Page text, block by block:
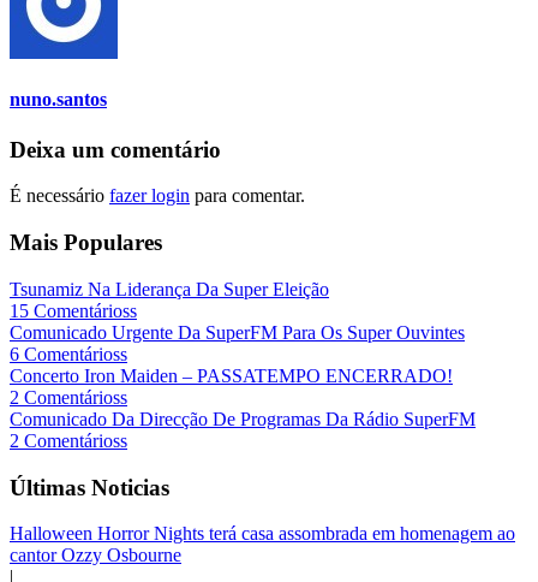
nuno.santos
Deixa um comentário
É necessário fazer login para comentar.
Mais Populares
Tsunamiz Na Liderança Da Super Eleição
15 Comentárioss
Comunicado Urgente Da SuperFM Para Os Super Ouvintes
6 Comentárioss
Concerto Iron Maiden – PASSATEMPO ENCERRADO!
2 Comentárioss
Comunicado Da Direcção De Programas Da Rádio SuperFM
2 Comentárioss
Últimas Noticias
Halloween Horror Nights terá casa assombrada em homenagem ao
cantor Ozzy Osbourne
|